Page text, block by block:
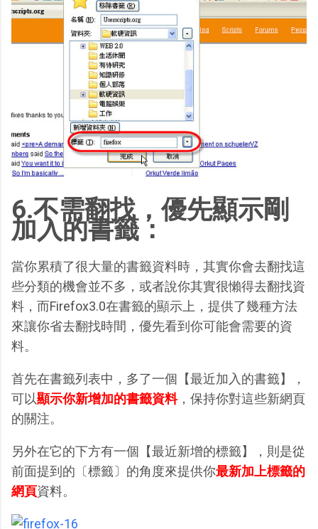
6.不需翻找，優先顯示剛
加入的書籤：
當你累積了很大量的書籤資料時，其實你會去翻找這
些分類的機會並不多，或者說你其實很懶得去翻找資
料，而Firefox3.0在書籤的顯示上，提供了幾種方法
來讓你省去翻找時間，優先看到你可能會需要的資
料。
首先在書籤列表中，多了一個【最近加入的書籤】，
可以顯示你新增加的書籤資料，保持你對這些新網頁
的關注。
另外在它的下方有一個【最近新增的標籤】，則是從
前面提到的〔標籤〕的角度來提供你最新加上標籤的
網頁資料。